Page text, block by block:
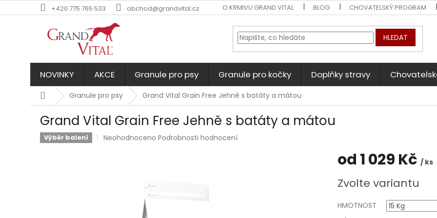
na
+420 775 765 533 obchod@grandvital.cz O KRMIVU GRAND VITAL BLOG CHOVATELSKÝ PROGRAM
HLEDAT
NOVINKY AKCE Granule pro psy Granule pro kočky Doplňky stravy
DomůGranule pro psy Grand Vital Grain Free Jehně s batáty a mátou
Grand Vital Grain Free Jehně s batáty a mátou
Výběr balení
Průměrné
Neohodnoceno Podrobnosti hodnocení
od 1 029 Kč / ks
cena:
Zvolte variantu
HMOTNOST